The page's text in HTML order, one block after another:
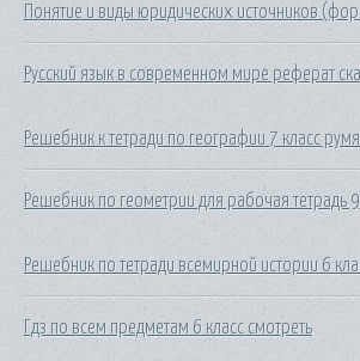
Понятие и виды юридических источников
Русский язык в современном мире реферат
Решебник к тетради по географии 7 класс
Решебник по геометрии для рабочая тетрадь 9
Решебник по тетради всемирной истории 6
Гдз по всем предметам 6 класс смотреть